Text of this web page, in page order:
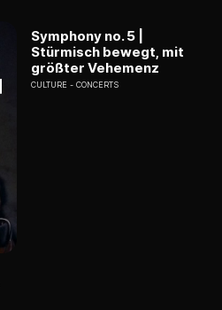
Symphony no. 5 |
Stürmisch bewegt, mit
größter Vehemenz
CULTURE CONCERTS